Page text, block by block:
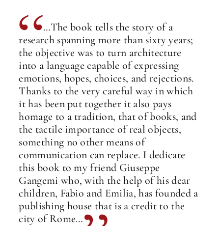
…The book tells the story of a
research spanning more than sixty years;
the objective was to turn architecture
into a language capable of expressing
emotions, hopes, choices, and rejections.
Thanks to the very careful way in which
it has been put together it also pays
homage to a tradition, that of books, and
the tactile importance of real objects,
something no other means of
communication can replace. I dedicate
this book to my friend Giuseppe
Gangemi who, with the help of his dear
children, Fabio and Emilia, has founded a
publishing house that is a credit to the
city of Rome…